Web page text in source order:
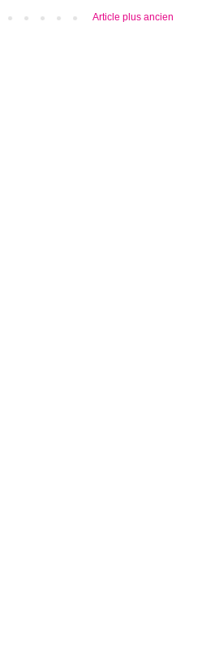
Article plus ancien